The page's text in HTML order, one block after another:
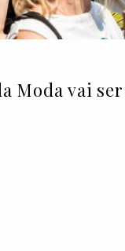
Moda vai